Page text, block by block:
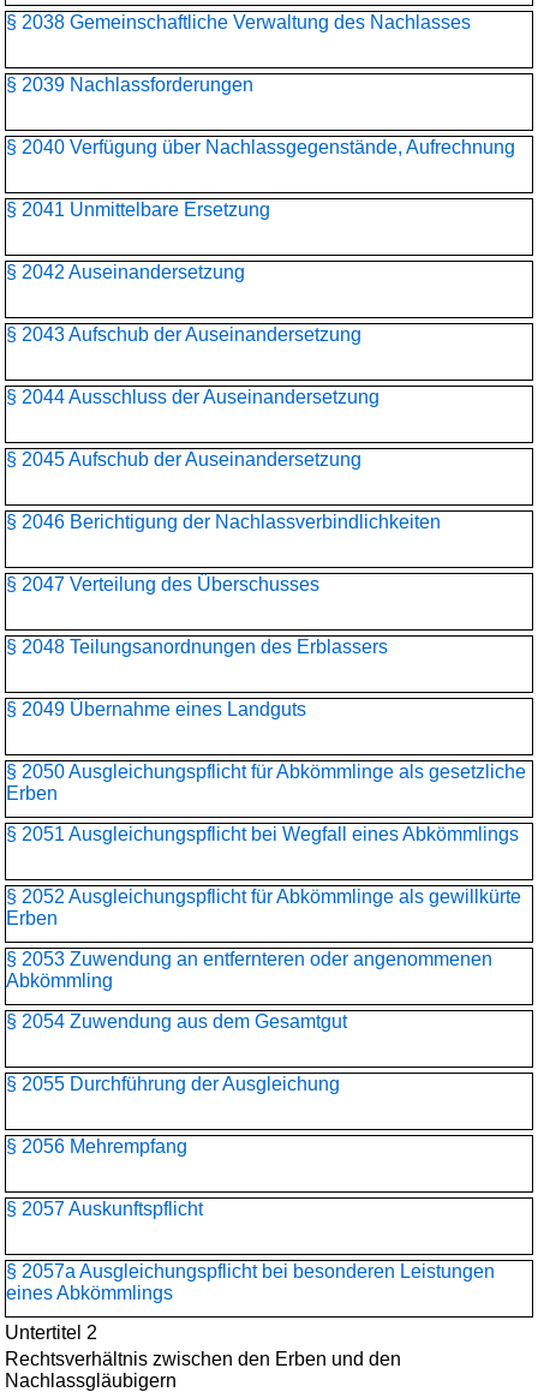
§ 2038 Gemeinschaftliche Verwaltung des Nachlasses
§ 2039 Nachlassforderungen
§ 2040 Verfügung über Nachlassgegenstände, Aufrechnung
§ 2041 Unmittelbare Ersetzung
§ 2042 Auseinandersetzung
§ 2043 Aufschub der Auseinandersetzung
§ 2044 Ausschluss der Auseinandersetzung
§ 2045 Aufschub der Auseinandersetzung
§ 2046 Berichtigung der Nachlassverbindlichkeiten
§ 2047 Verteilung des Überschusses
§ 2048 Teilungsanordnungen des Erblassers
§ 2049 Übernahme eines Landguts
§ 2050 Ausgleichungspflicht für Abkömmlinge als gesetzliche
Erben
§ 2051 Ausgleichungspflicht bei Wegfall eines Abkömmlings
§ 2052 Ausgleichungspflicht für Abkömmlinge als gewillkürte
Erben
§ 2053 Zuwendung an entfernteren oder angenommenen
Abkömmling
§ 2054 Zuwendung aus dem Gesamtgut
§ 2055 Durchführung der Ausgleichung
§ 2056 Mehrempfang
§ 2057 Auskunftspflicht
§ 2057a Ausgleichungspflicht bei besonderen Leistungen
eines Abkömmlings
Untertitel 2
Rechtsverhältnis zwischen den Erben und den
Nachlassgläubigern